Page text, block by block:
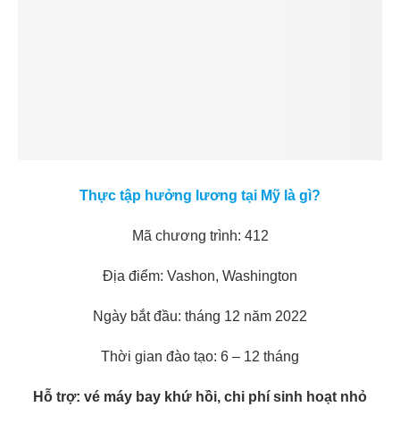
Thực tập hưởng lương tại Mỹ là gì?
Mã chương trình: 412
Địa điểm: Vashon, Washington
Ngày bắt đầu: tháng 12 năm 2022
Thời gian đào tạo: 6 – 12 tháng
Hỗ trợ: vé máy bay khứ hồi, chi phí sinh hoạt nhỏ